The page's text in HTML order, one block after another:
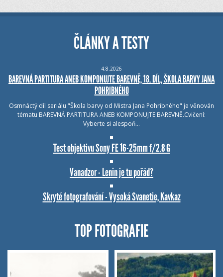
ČLÁNKY A TESTY
4.8.2026
BAREVNÁ PARTITURA ANEB KOMPONUJTE BAREVNĚ, 18. DÍL, ŠKOLA BARVY JANA
POHRIBNÉHO
Osmnáctý díl seriálu "Škola barvy od Mistra Jana Pohribného" je věnován
tématu BAREVNÁ PARTITURA ANEB KOMPONUJTE BAREVNĚ.Cvičení:
Vyberte si alespoň…
Test objektivu Sony FE 16-25mm f/2.8 G
Vanadzor - Lenin je tu pořád?
Skryté fotografování - Vysoká Svanetie, Kavkaz
TOP FOTOGRAFIE